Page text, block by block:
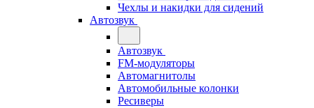
Чехлы и накидки для сидений
Автозвук
Автозвук
FM-модуляторы
Автомагнитолы
Автомобильные колонки
Ресиверы